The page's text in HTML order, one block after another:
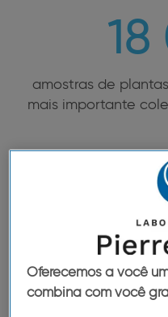
amostras de
mais importante
dos nossos
produtos cujos
oriundos do
Oferecemos a você
combina com você